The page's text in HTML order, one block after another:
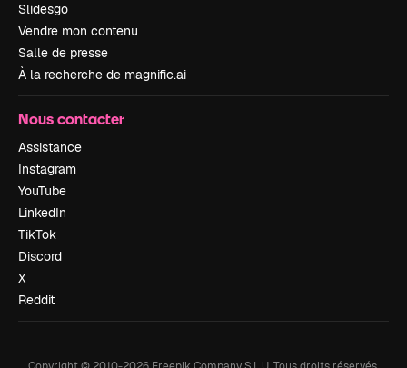
Slidesgo
Vendre mon contenu
Salle de presse
À la recherche de magnific.ai
Nous contacter
Assistance
Instagram
YouTube
LinkedIn
TikTok
Discord
X
Reddit